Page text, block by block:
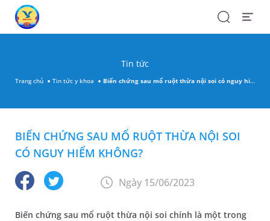
SearchOpen
Tin tức
Trang chủ Tin tức y khoa Biến chứng sau mổ ruột thừa nội soi có nguy hiểm không?
BIẾN CHỨNG SAU MỔ RUỘT THỪA NỘI SOI
CÓ NGUY HIỂM KHÔNG?
Ngày 15/06/2023
Biến chứng sau mổ ruột thừa nội soi chính là một trong